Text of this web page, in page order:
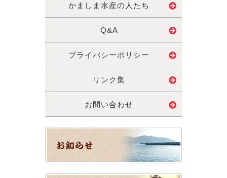
かましま水産の人たち
Q&A
プライバシーポリシー
リンク集
お問い合わせ